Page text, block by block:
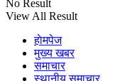
No Result
View All Result
हाेमपेज
मुख्य खबर
समाचार
स्थानीय समाचार